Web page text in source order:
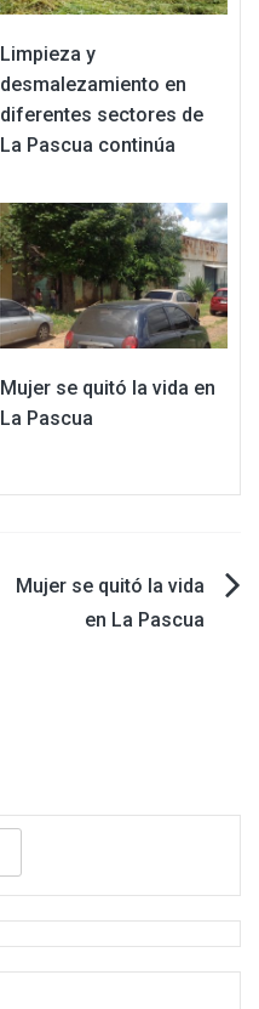
Limpieza y
desmalezamiento en
diferentes sectores de
La Pascua continúa
Mujer se quitó la vida en
La Pascua
Mujer se quitó la vida
en La Pascua